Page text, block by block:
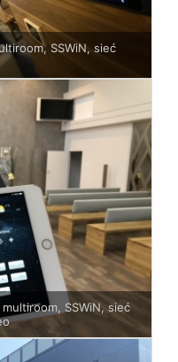
SSWiN, sieć
multiroom, SSWiN, sieć